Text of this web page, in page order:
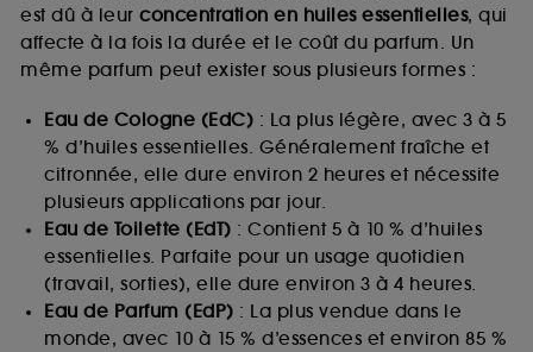
est dû à leur concentration en huiles essentielles, qui
affecte à la fois la durée et le coût du parfum. Un
même parfum peut exister sous plusieurs formes :
Eau de Cologne (EdC) : La plus légère, avec 3 à 5
% d’huiles essentielles. Généralement fraîche et
citronnée, elle dure environ 2 heures et nécessite
plusieurs applications par jour.
Eau de Toilette (EdT) : Contient 5 à 10 % d’huiles
essentielles. Parfaite pour un usage quotidien
(travail, sorties), elle dure environ 3 à 4 heures.
Eau de Parfum (EdP) : La plus vendue dans le
monde, avec 10 à 15 % d’essences et environ 85 %